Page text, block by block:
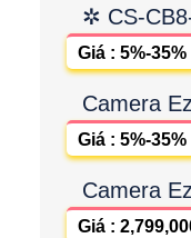
✲ CS-
Giá : 5%-35%
Camera
Giá : 5%-35%
Camera
Giá :